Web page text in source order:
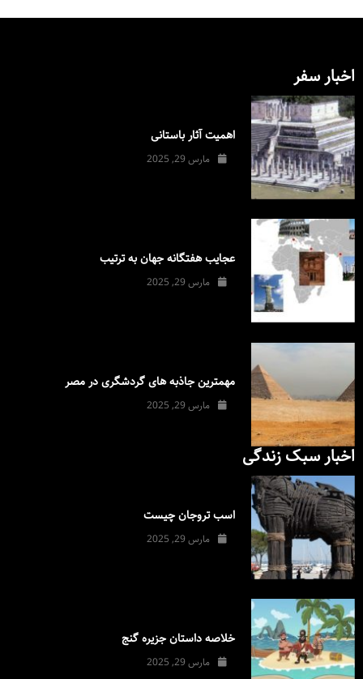
اخبار سفر
اهمیت آثار باستانی
مارس 29, 2025
عجایب هفتگانه جهان به ترتیب
مارس 29, 2025
مهمترین جاذبه های گردشگری در مصر
مارس 29, 2025
اخبار سبک زندگی
اسب تروجان چیست
مارس 29, 2025
خلاصه داستان جزیره گنج
مارس 29, 2025